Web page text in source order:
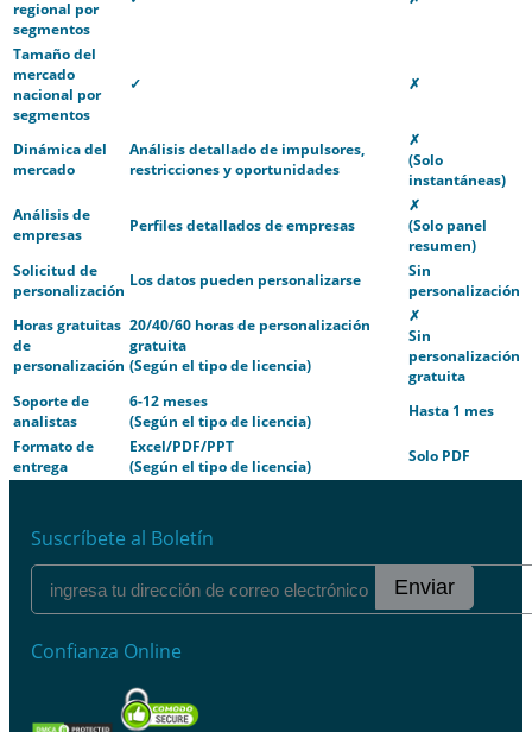
regional por
segmentos
Tamaño del
mercado
nacional por
segmentos
✓ ✗
Dinámica del
mercado
Análisis detallado de impulsores,
restricciones y oportunidades
✗
(Solo
instantáneas)
Análisis de
empresas
Perfiles detallados de empresas
✗
(Solo panel
resumen)
Solicitud de
personalización
Los datos pueden personalizarse
Sin
personalización
Horas gratuitas
de
personalización
20/40/60 horas de personalización
gratuita
(Según el tipo de licencia)
✗
Sin
personalización
gratuita
Soporte de
analistas
6-12 meses
(Según el tipo de licencia)
Hasta 1 mes
Formato de
entrega
Excel/PDF/PPT
(Según el tipo de licencia)
Solo PDF
Suscríbete al Boletín
Enviar
Confianza Online